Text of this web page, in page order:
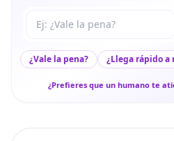
Tu pregunta a Max
¿Vale la pena? ¿Llega rápido a
¿Prefieres que un humano te